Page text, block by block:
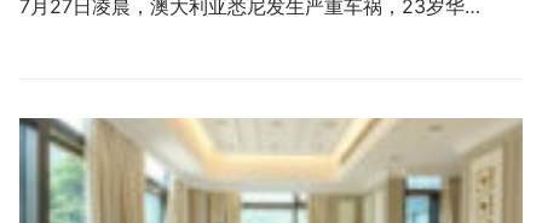
7月27日凌晨，澳大利亚悉尼发生严重车祸，23岁华…